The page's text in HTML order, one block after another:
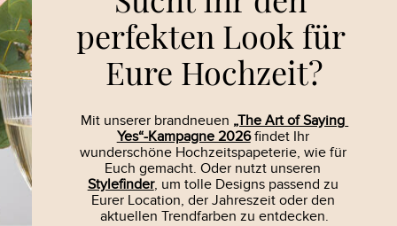
perfekten Look für
Eure Hochzeit?
Mit unserer brandneuen „The Art of Saying
Yes“-Kampagne 2026 findet Ihr
wunderschöne Hochzeits­papeterie, wie für
Stylefinder, um tolle Designs passend zu
Eurer Location, der Jahreszeit oder den
aktuellen Trendfarben zu entdecken.